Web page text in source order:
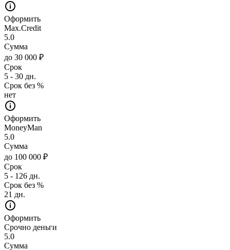
Оформить
Max.Credit
5.0
Сумма
до 30 000 ₽
Срок
5 - 30 дн.
Срок без %
нет
Оформить
MoneyMan
5.0
Сумма
до 100 000 ₽
Срок
5 - 126 дн.
Срок без %
21 дн.
Оформить
Срочно деньги
5.0
Сумма